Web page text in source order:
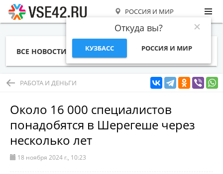
РОССИЯ И МИР
Откуда вы?
КУЗБАСС РОССИЯ И МИР
ВСЕ НОВОСТИ СТАТЬИ ТЕМЫ ФОТО
РАБОТА И ДЕНЬГИ
Около 16 000 специалистов
понадобятся в Шерегеше через
несколько лет
18 ноября 2024 г., 10:23